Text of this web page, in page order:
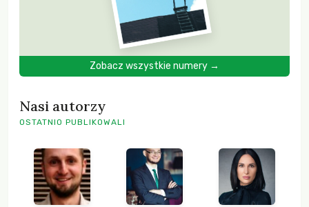
Zobacz wszystkie numery →
Nasi autorzy
OSTATNIO PUBLIKOWALI